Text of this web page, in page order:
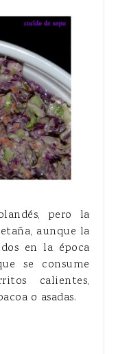
pero la
aunque la
en la época
se consume
calientes,
o asadas.